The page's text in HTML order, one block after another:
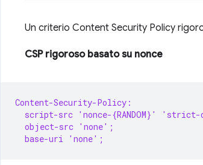
Un criterio Content Security Policy
CSP rigoroso basato su nonce
Content-Security-Policy:
script-src 'nonce-{RANDOM}' 'strict-
  object-src 'none';
  base-uri 'none';